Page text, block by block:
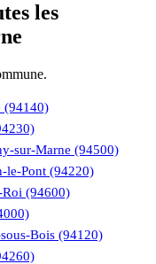
les
(94140)
sur-Marne (94500)
le-Pont (94220)
(94600)
Bois (94120)